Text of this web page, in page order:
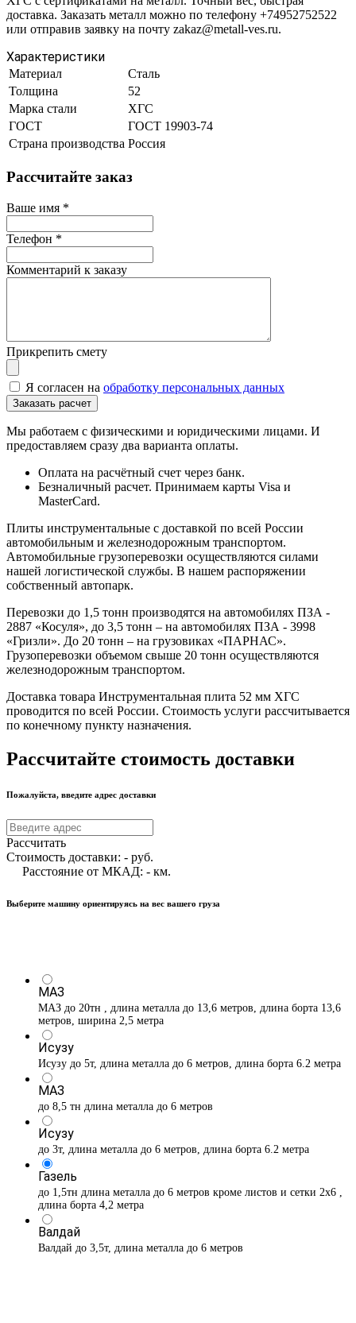
доставка. Заказать металл можно по телефону +74952752522
или отправив заявку на почту zakaz@metall-ves.ru.
Характеристики
Материал
Сталь
Толщина
52
Марка стали
ХГС
ГОСТ
ГОСТ 19903-74
Страна производства Россия
Рассчитайте заказ
Ваше имя *
Телефон *
Комментарий к заказу
Прикрепить смету
Я согласен на обработку персональных данных
Мы работаем с физическими и юридическими лицами. И
предоставляем сразу два варианта оплаты.
Оплата на расчётный счет через банк.
Безналичный расчет. Принимаем карты Visa и
MasterCard.
Плиты инструментальные с доставкой по всей России
автомобильным и железнодорожным транспортом.
Автомобильные грузоперевозки осуществляются силами
нашей логистической службы. В нашем распоряжении
собственный автопарк.
Перевозки до 1,5 тонн производятся на автомобилях ПЗА -
2887 «Косуля», до 3,5 тонн – на автомобилях ПЗА - 3998
«Гризли». До 20 тонн – на грузовиках «ПАРНАС».
Грузоперевозки объемом свыше 20 тонн осуществляются
железнодорожным транспортом.
Доставка товара Инструментальная плита 52 мм ХГС
проводится по всей России. Стоимость услуги рассчитывается
по конечному пункту назначения.
Рассчитайте стоимость доставки
Пожалуйста, введите адрес доставки
Рассчитать
Стоимость доставки: - руб.
Расстояние от МКАД: - км.
Выберите машину ориентируясь на вес вашего груза
МАЗ
МАЗ до 20тн , длина металла до 13,6 метров, длина борта 13,6
метров, ширина 2,5 метра
Исузу
Исузу до 5т, длина металла до 6 метров, длина борта 6.2 метра
МАЗ
до 8,5 тн длина металла до 6 метров
Исузу
до 3т, длина металла до 6 метров, длина борта 6.2 метра
Газель
до 1,5тн длина металла до 6 метров кроме листов и сетки 2х6 ,
длина борта 4,2 метра
Валдай
Валдай до 3,5т, длина металла до 6 метров